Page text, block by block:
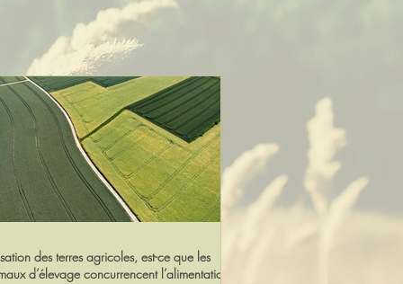
des terres agricoles, est-ce que les
d’élevage concurrencent l’alimentation